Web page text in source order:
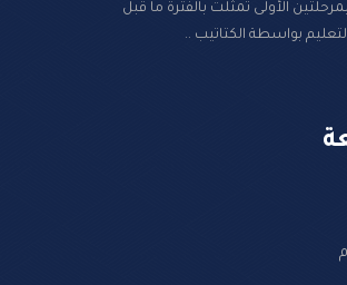
الأولى تمثلت بالفترة ما قبل
بواسطة الكتاتيب ..